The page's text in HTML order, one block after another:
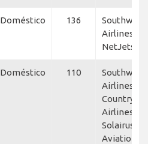
Doméstico 136
Southwest
Airlines,
NetJets
Doméstico 110
Southwest
Airlines,
Country
Airlines,
Solairus
Aviation,